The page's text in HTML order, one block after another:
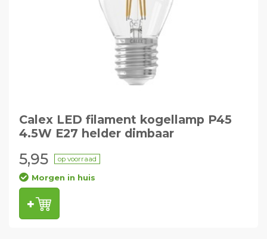
Calex LED filament kogellamp P45
4.5W E27 helder dimbaar
5,95 op voorraad
Morgen in huis